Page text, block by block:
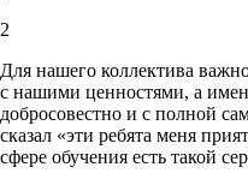
2
Для нашего коллектива
с нашими ценностями, а
добросовестно и с полной
сказал «эти ребята меня
сфере обучения есть такой